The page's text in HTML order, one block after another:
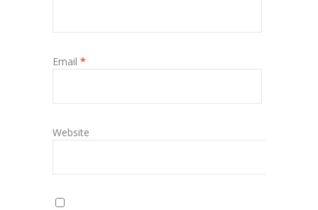
Email *
Website